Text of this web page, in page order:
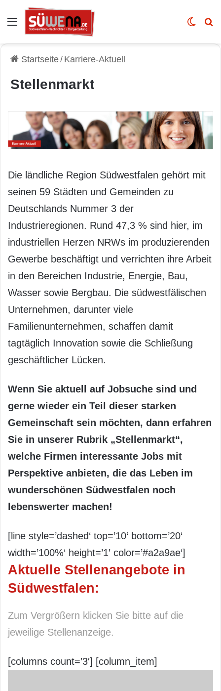
Auswahl Skin
Startseite/ Karriere-Aktuell
Stellenmarkt
Die ländliche Region Südwestfalen gehört mit
seinen 59 Städten und Gemeinden zu
Deutschlands Nummer 3 der
Industrieregionen. Rund 47,3 % sind hier, im
industriellen Herzen NRWs im produzierenden
Gewerbe beschäftigt und verrichten ihre Arbeit
in den Bereichen Industrie, Energie, Bau,
Wasser sowie Bergbau. Die südwestfälischen
Unternehmen, darunter viele
Familienunternehmen, schaffen damit
tagtäglich Innovation sowie die Schließung
geschäftlicher Lücken.
Wenn Sie aktuell auf Jobsuche sind und
gerne wieder ein Teil dieser starken
Gemeinschaft sein möchten, dann erfahren
Sie in unserer Rubrik „Stellenmarkt“,
welche Firmen interessante Jobs mit
Perspektive anbieten, die das Leben im
wunderschönen Südwestfalen noch
lebenswerter machen!
[line style=’dashed‘ top=’10‘ bottom=’20‘
width=’100%‘ height=’1′ color=’#a2a9ae‘]
Aktuelle Stellenangebote in
Südwestfalen:
Zum Vergrößern klicken Sie bitte auf die
jeweilige Stellenanzeige.
[columns count=’3′] [column_item]